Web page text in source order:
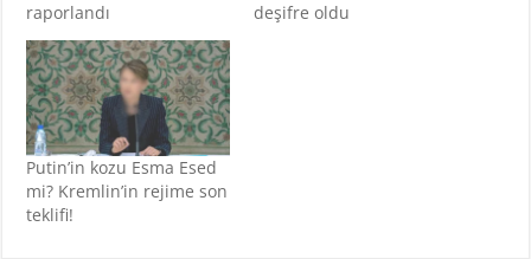
raporlandı
deşifre oldu
Putin’in kozu Esma Esed
mi? Kremlin’in rejime son
teklifi!